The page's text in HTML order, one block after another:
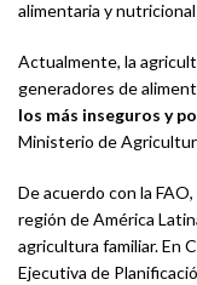
alimentaria y
Actualmente, la
generadores de
los más inseguros y
Ministerio de
De acuerdo con la FAO,
región de América
agricultura familiar. En
Ejecutiva de